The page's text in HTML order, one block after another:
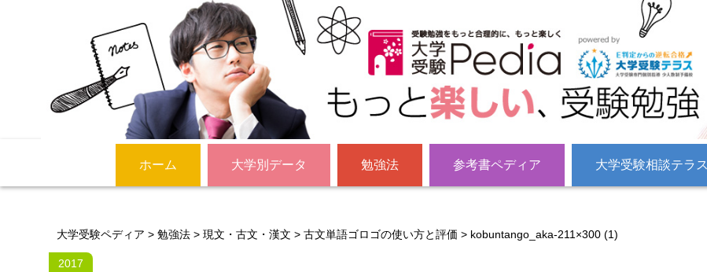
ホーム 大学別データ 勉強法 参考書ペディア 大学受験相談テラス
大学受験ペディア > 勉強法 > 現文・古文・漢文 > 古文単語ゴロゴの使い方と評価 > kobuntango_aka-211×300 (1)
2017